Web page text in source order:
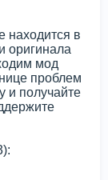
находится в
оригинала
мод
проблем
и получайте